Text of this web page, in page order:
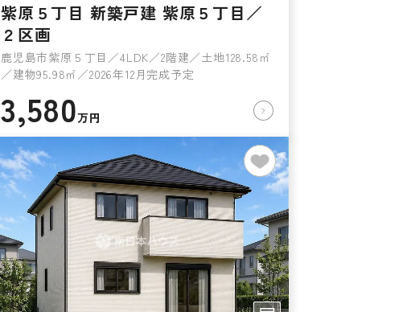
紫原５丁目 新築戸建 紫原５丁目／
２区画
鹿児島市紫原５丁目／4LDK／2階建／土地128.58㎡
／建物95.98㎡／2026年12月完成予定
3,580万円